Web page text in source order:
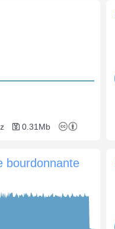
0.31Mb
bourdonnante